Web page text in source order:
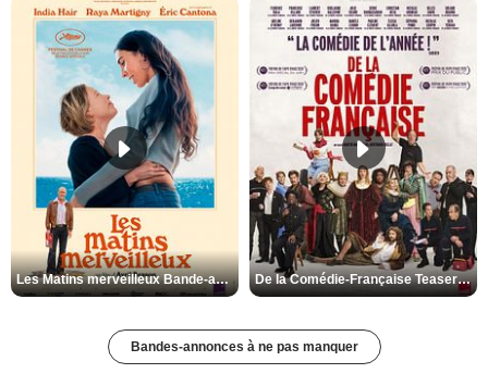
Les Matins merveilleux Bande-annonce VF De la Comédie-Française Teaser VF
Bandes-annonces à ne pas manquer